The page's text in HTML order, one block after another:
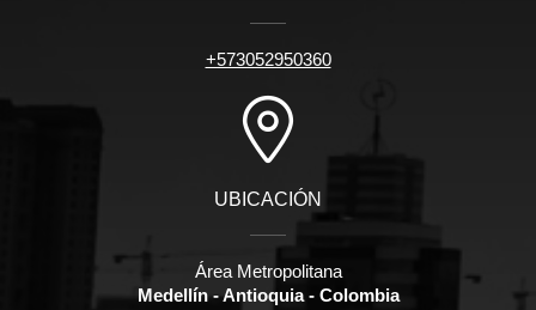
+573052950360
UBICACIÓN
Área Metropolitana
Medellín - Antioquia - Colombia